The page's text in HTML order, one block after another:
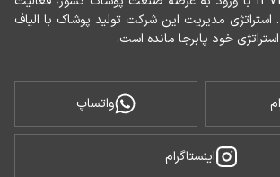
خود پابرجا مانده است.
واتساپ
اینستاگرام